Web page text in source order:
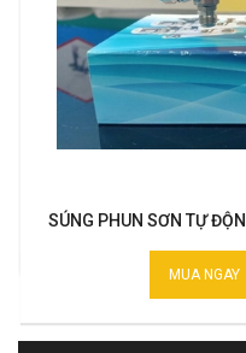
SÚNG PHUN SƠN TỰ
MUA NGAY